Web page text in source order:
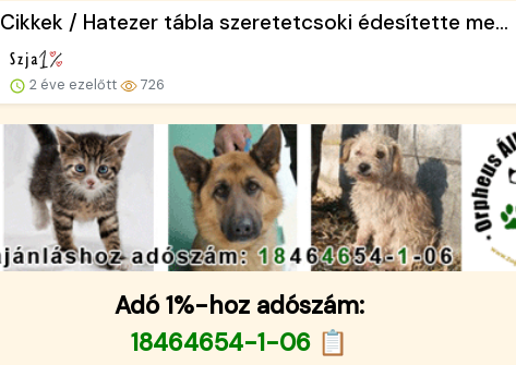
Cikkek / Hatezer tábla szeretetcsoki édesítette me...
2 éve ezelőtt 726
Adó 1%-hoz adószám:
18464654-1-06 📋